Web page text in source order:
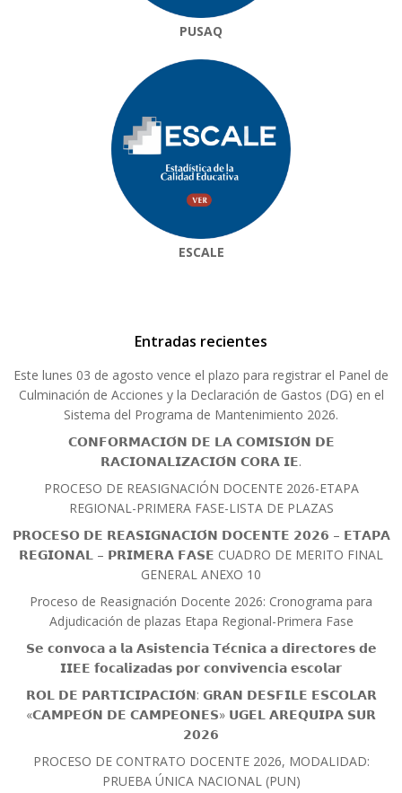
PUSAQ
ESCALE
Entradas recientes
Este lunes 03 de agosto vence el plazo para registrar el Panel de
Culminación de Acciones y la Declaración de Gastos (DG) en el
Sistema del Programa de Mantenimiento 2026.
𝗖𝗢𝗡𝗙𝗢𝗥𝗠𝗔𝗖𝗜𝗢́𝗡 𝗗𝗘 𝗟𝗔 𝗖𝗢𝗠𝗜𝗦𝗜𝗢́𝗡 𝗗𝗘
𝗥𝗔𝗖𝗜𝗢𝗡𝗔𝗟𝗜𝗭𝗔𝗖𝗜𝗢́𝗡 𝗖𝗢𝗥𝗔 𝗜𝗘.
PROCESO DE REASIGNACIÓN DOCENTE 2026-ETAPA
REGIONAL-PRIMERA FASE-LISTA DE PLAZAS
𝗣𝗥𝗢𝗖𝗘𝗦𝗢 𝗗𝗘 𝗥𝗘𝗔𝗦𝗜𝗚𝗡𝗔𝗖𝗜𝗢́𝗡 𝗗𝗢𝗖𝗘𝗡𝗧𝗘 𝟮𝟬𝟮𝟲 – 𝗘𝗧𝗔𝗣𝗔
𝗥𝗘𝗚𝗜𝗢𝗡𝗔𝗟 – 𝗣𝗥𝗜𝗠𝗘𝗥𝗔 𝗙𝗔𝗦𝗘 CUADRO DE MERITO FINAL
GENERAL ANEXO 10
Proceso de Reasignación Docente 2026: Cronograma para
Adjudicación de plazas Etapa Regional-Primera Fase
𝗦𝗲 𝗰𝗼𝗻𝘃𝗼𝗰𝗮 𝗮 𝗹𝗮 𝗔𝘀𝗶𝘀𝘁𝗲𝗻𝗰𝗶𝗮 𝗧𝗲́𝗰𝗻𝗶𝗰𝗮 𝗮 𝗱𝗶𝗿𝗲𝗰𝘁𝗼𝗿𝗲𝘀 𝗱𝗲
𝗜𝗜𝗘𝗘 𝗳𝗼𝗰𝗮𝗹𝗶𝘇𝗮𝗱𝗮𝘀 𝗽𝗼𝗿 𝗰𝗼𝗻𝘃𝗶𝘃𝗲𝗻𝗰𝗶𝗮 𝗲𝘀𝗰𝗼𝗹𝗮𝗿
𝗥𝗢𝗟 𝗗𝗘 𝗣𝗔𝗥𝗧𝗜𝗖𝗜𝗣𝗔𝗖𝗜𝗢́𝗡: 𝗚𝗥𝗔𝗡 𝗗𝗘𝗦𝗙𝗜𝗟𝗘 𝗘𝗦𝗖𝗢𝗟𝗔𝗥
«𝗖𝗔𝗠𝗣𝗘𝗢́𝗡 𝗗𝗘 𝗖𝗔𝗠𝗣𝗘𝗢𝗡𝗘𝗦» 𝗨𝗚𝗘𝗟 𝗔𝗥𝗘𝗤𝗨𝗜𝗣𝗔 𝗦𝗨𝗥
𝟮𝟬𝟮𝟲
PROCESO DE CONTRATO DOCENTE 2026, MODALIDAD:
PRUEBA ÚNICA NACIONAL (PUN)